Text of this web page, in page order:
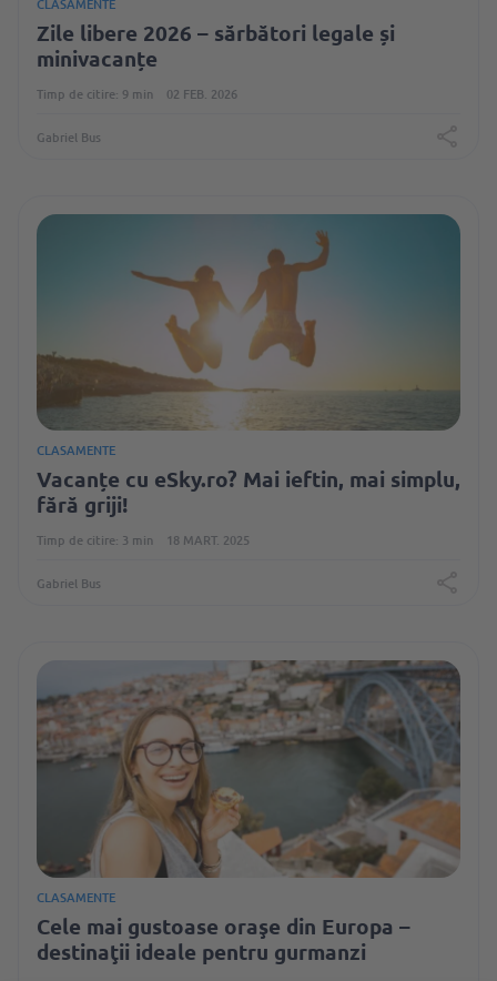
CLASAMENTE
Zile libere 2026 – sărbători legale și
minivacanțe
Timp de citire: 9 min 02 FEB. 2026
Gabriel Bus
CLASAMENTE
Vacanțe cu eSky.ro? Mai ieftin, mai simplu,
fără griji!
Timp de citire: 3 min 18 MART. 2025
Gabriel Bus
CLASAMENTE
Cele mai gustoase oraşe din Europa –
destinaţii ideale pentru gurmanzi